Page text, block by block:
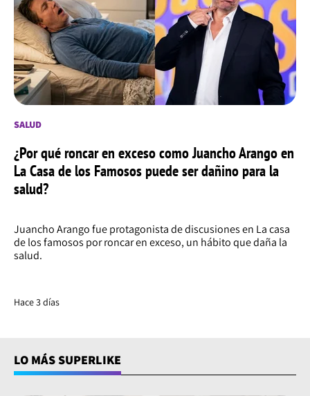
SALUD
¿Por qué roncar en exceso como Juancho Arango en
La Casa de los Famosos puede ser dañino para la
salud?
Juancho Arango fue protagonista de discusiones en La casa
de los famosos por roncar en exceso, un hábito que daña la
salud.
Hace 3 días
LO MÁS SUPERLIKE